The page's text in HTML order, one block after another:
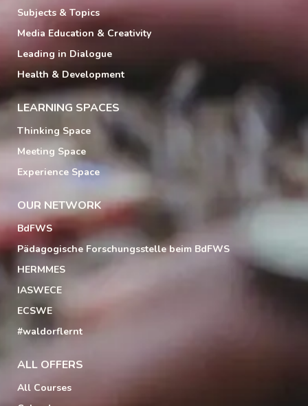
Subjects & Topics
Media Education & Creativity
Leading in Dialogue
Health & Development
LEARNING SPACES
Thinking Space
Meeting Space
Experience Space
OUR NETWORK
BdFWS
Pädagogische Forschungsstelle beim BdFWS
HERMMES
IASWECE
ECSWE
#waldorflernt
ALL OFFERS
All Courses